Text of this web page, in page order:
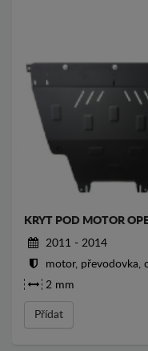
KRYT POD MOTOR
2011 - 2014
motor, převodovka,
2 mm
Přídat